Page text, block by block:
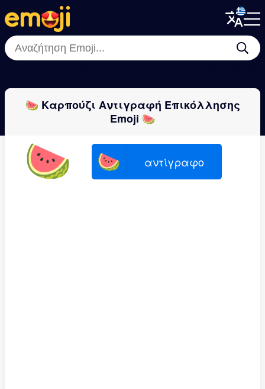
Menu
Close
Menu
Close
🍉 Καρπούζι Αντιγραφή Επικόλλησης
Emoji 🍉
🍉 🍉 αντίγραφο